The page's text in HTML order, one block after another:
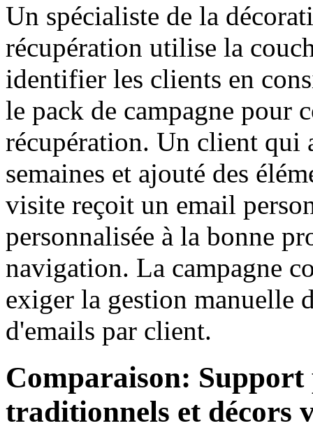
Un spécialiste de la
récupération utilise la
identifier les clients en
le pack de campagne pour
récupération. Un client qui
semaines et ajouté des
visite reçoit un email
personnalisée à la bonne
navigation. La campagne
exiger la gestion manuelle
d'emails par client.
Comparaison:
traditionnels et décors